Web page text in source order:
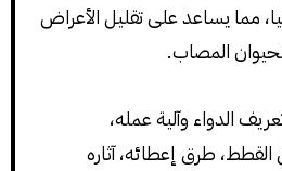
مما يساعد على تقليل الأعراض
المصاب.
الدواء وآلية عمله،
القطط، طرق إعطائه، آثاره